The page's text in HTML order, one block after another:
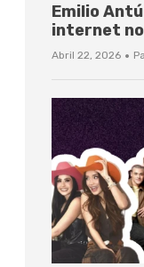
Emilio
internet no
Abril 22, 2026 ·